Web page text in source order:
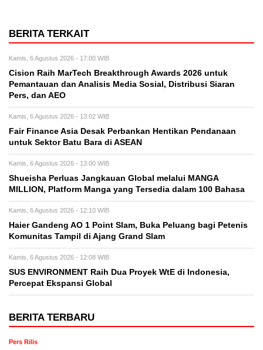
BERITA TERKAIT
Kamis, 6 Agustus 2026 - 17:00 WIB
Cision Raih MarTech Breakthrough Awards 2026 untuk
Pemantauan dan Analisis Media Sosial, Distribusi Siaran
Pers, dan AEO
Kamis, 6 Agustus 2026 - 13:02 WIB
Fair Finance Asia Desak Perbankan Hentikan Pendanaan
untuk Sektor Batu Bara di ASEAN
Kamis, 6 Agustus 2026 - 13:00 WIB
Shueisha Perluas Jangkauan Global melalui MANGA
MILLION, Platform Manga yang Tersedia dalam 100 Bahasa
Kamis, 6 Agustus 2026 - 12:10 WIB
Haier Gandeng AO 1 Point Slam, Buka Peluang bagi Petenis
Komunitas Tampil di Ajang Grand Slam
Kamis, 6 Agustus 2026 - 12:08 WIB
SUS ENVIRONMENT Raih Dua Proyek WtE di Indonesia,
Percepat Ekspansi Global
BERITA TERBARU
Pers Rilis